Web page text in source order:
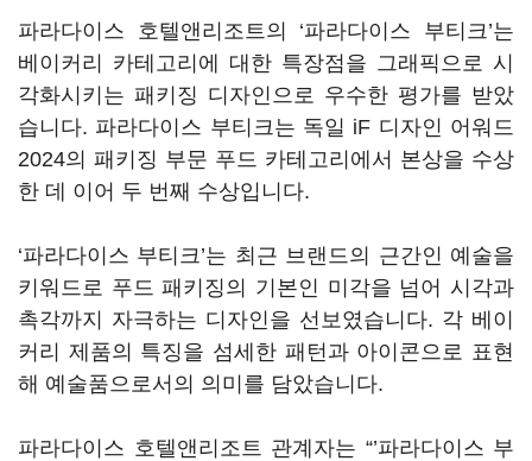
파라다이스 호텔앤리조트의 ‘파라다이스 부티크’는
베이커리 카테고리에 대한 특장점을 그래픽으로 시
각화시키는 패키징 디자인으로 우수한 평가를 받았
습니다. 파라다이스 부티크는 독일 iF 디자인 어워드
2024의 패키징 부문 푸드 카테고리에서 본상을 수상
한 데 이어 두 번째 수상입니다.
‘파라다이스 부티크’는 최근 브랜드의 근간인 예술을
키워드로 푸드 패키징의 기본인 미각을 넘어 시각과
촉각까지 자극하는 디자인을 선보였습니다. 각 베이
커리 제품의 특징을 섬세한 패턴과 아이콘으로 표현
해 예술품으로서의 의미를 담았습니다.
파라다이스 호텔앤리조트 관계자는 “’파라다이스 부